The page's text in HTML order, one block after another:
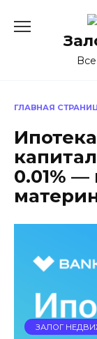
содержанию
ГЛАВНАЯ
0.01% —
ЗАЛОГ